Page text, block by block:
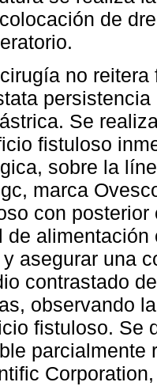
de
no
Se
fistuloso
sobre la
marca
con
de
asegurar una
contrastado
observando
fistuloso. Se
parcialmente